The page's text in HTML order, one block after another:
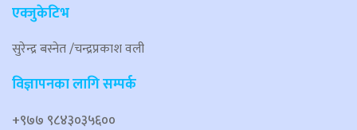
एक्जुकेटिभ
सुरेन्द्र बस्नेत /चन्द्रप्रकाश वली
विज्ञापनका लागि सम्पर्क
+९७७ ९८४३०३५६००